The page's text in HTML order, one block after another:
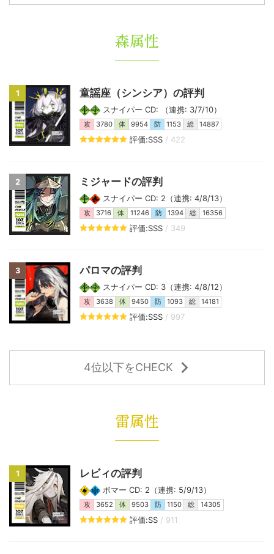
森属性
1 童謡座（シンシア）の評判
スナイパー CD: （連携: 3/7/10）
攻 3780 体 9954 防 1153 総 14887
評価:SSS / 422
2 ミジャードの評判
スナイパー CD: 2（連携: 4/8/13）
攻 3716 体 11246 防 1394 総 16356
評価:SSS / 349
3 パロマの評判
スナイパー CD: 3（連携: 4/8/12）
攻 3638 体 9450 防 1093 総 14181
評価:SSS / 997
4位以下をCHECK
雷属性
1 レビィの評判
ボマー CD: 2（連携: 5/9/13）
攻 3652 体 9503 防 1150 総 14305
評価:SS / 911